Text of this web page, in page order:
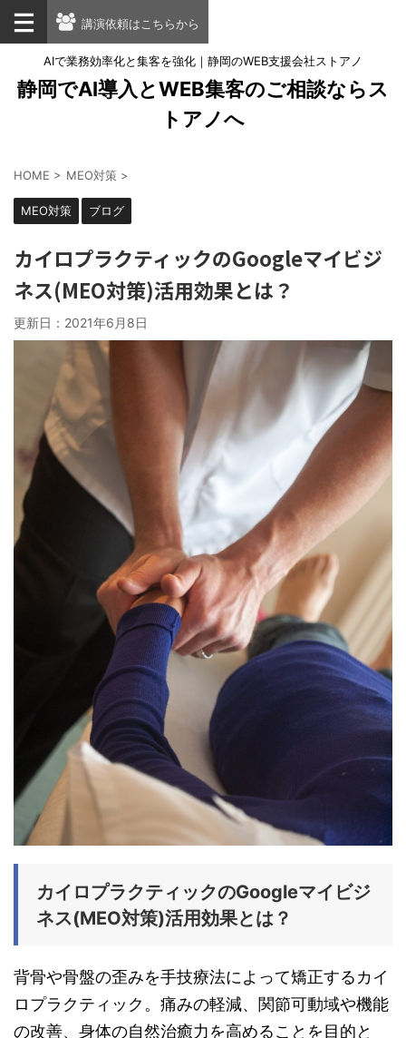
講演依頼はこちらから
AIで業務効率化と集客を強化｜静岡のWEB支援会社ストアノ
静岡でAI導入とWEB集客のご相談ならス
トアノへ
HOME > MEO対策 >
MEO対策 ブログ
カイロプラクティックのGoogleマイビジ
ネス(MEO対策)活用効果とは？
更新日： 2021年6月8日
カイロプラクティックのGoogleマイビジ
ネス(MEO対策)活用効果とは？
背骨や骨盤の歪みを手技療法によって矯正するカイ
ロプラクティック。痛みの軽減、関節可動域や機能
の改善、身体の自然治癒力を高めることを目的と